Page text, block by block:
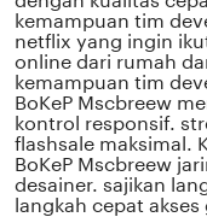
kemampuan tim
netflix yang ingin
online dari rumah
kemampuan tim
BoKeP Mscbreew
kontrol responsif.
flashsale maksimal.
BoKeP Mscbreew
desainer. sajikan
langkah cepat akses